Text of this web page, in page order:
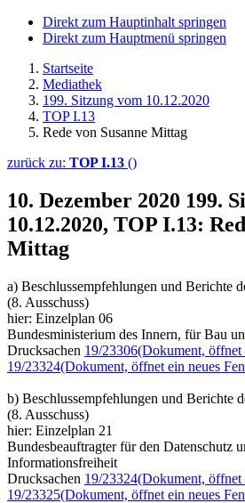
Direkt zum Hauptinhalt springen
Direkt zum Hauptmenü springen
Startseite
Mediathek
199. Sitzung vom 10.12.2020
TOP I.13
Rede von Susanne Mittag
zurück zu: TOP I.13 ()
10. Dezember 2020 199.
10.12.2020, TOP I.13:
Mittag
a) Beschlussempfehlungen und Berichte
(8. Ausschuss)
hier: Einzelplan 06
Bundesministerium des Innern, für Bau
Drucksachen 19/23306(Dokument, öffnet
19/23324(Dokument, öffnet ein neues
b) Beschlussempfehlungen und Berichte
(8. Ausschuss)
hier: Einzelplan 21
Bundesbeauftragter für den Datenschutz
Informationsfreiheit
Drucksachen 19/23324(Dokument, öffnet
19/23325(Dokument, öffnet ein neues